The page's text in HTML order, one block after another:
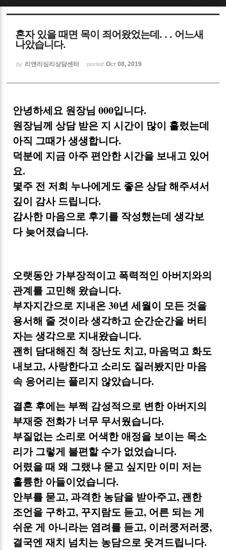
혼자 있을 때면 목이 죄어왔었는데. . . 어느새
나았습니다.
by 리앤리심리상담센터 posted Oct 08, 2019
안녕하세요 원장님 000입니다.
원장님께 상담 받은 지 시간이 많이 흘렀는데
아직 그때가 생생합니다.
덕분에 지금 아주 편안한 시간을 보내고 있어
요.
몇주 전 저희 누나에게도 좋은 상담 해주셔서
깊이 감사 드립니다.
감사한 마음으로 후기를 작성했는데 생각보
다 늦어졌습니다.
오랫동안 가부장적이고 폭력적인 아버지와의
관계를 고민해 왔습니다.
부자지간으로 지내온 30년 세월이 모든 것을
용서해 줄 것이라 생각하고 순간순간을 버티
자는 생각으로 지내왔습니다.
괜히 담대해진 척 장난도 치고, 마음먹고 화도
내보고, 사랑한다고 소리도 질러봤지만 마음
속 응어리는 풀리지 않았습니다.
결혼 후에는 부쩍 감성적으로 변한 아버지의
부재중 전화가 너무 무서웠습니다.
부질없는 소리로 어색한 애정을 보이는 목소
리가 그렇게 불편할 수가 없었습니다.
어렸을 때 왜 그랬냐 묻고 싶지만 이미 저는
훌륭한 아들이었습니다.
안부를 묻고, 과격한 농담을 받아주고, 괜한
조언을 구하고, 꾸지람도 듣고, 어른 되는 게
쉬운 게 아니라는 염려를 듣고, 이러쿵저러쿵,
결국엔 재치 넘치는 농담으로 웃겨드립니다.
Sketchbook5, 스케치북5
Sketchbook5, 스케치북5